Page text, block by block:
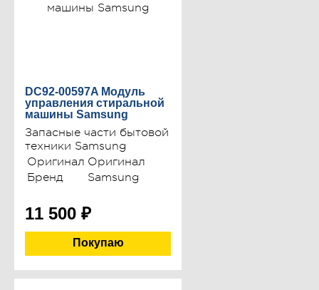
DC92-00597A Модуль
управления стиральной
машины Samsung
Запасные части бытовой
техники Samsung
Оригинал Оригинал
Бренд
Samsung
11 500 ₽